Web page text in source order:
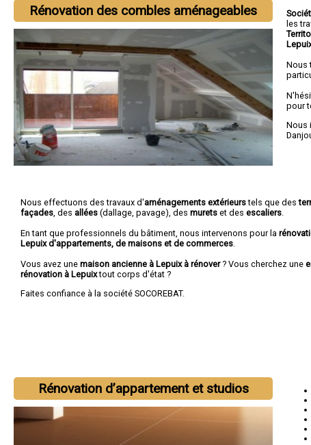
Rénovation des combles aménageables
les
Nous
pour
Nous
Nous effectuons des travaux d'aménagements extérieurstels que des
façades , des allées (dallage, pavage), des murets et des escaliers
En tant que professionnels du bâtiment, nous intervenons pour la
Lepuix d'appartements, de maisons et de commerces
Vous avez une maison ancienne à Lepuix à rénover? Vous cherchez une
rénovation à Lepuixtout corps d'état ?
Faites confiance à la société SOCOREBAT.
Rénovation d’appartement et studios